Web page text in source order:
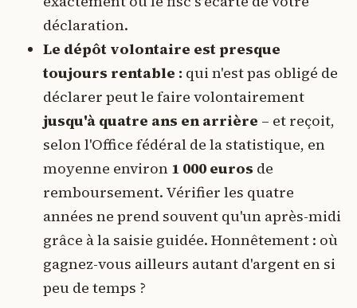
déclaration.
Le dépôt volontaire est presque
toujours rentable : qui n'est pas obligé de
déclarer peut le faire volontairement
jusqu'à quatre ans en arrière – et reçoit,
selon l'Office fédéral de la statistique, en
moyenne environ 1 000 euros de
remboursement. Vérifier les quatre
années ne prend souvent qu'un après-midi
grâce à la saisie guidée. Honnêtement : où
gagnez-vous ailleurs autant d'argent en si
peu de temps ?